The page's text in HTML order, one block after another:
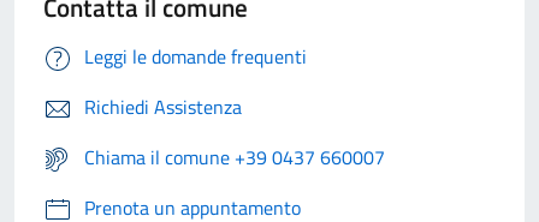
Leggi le domande frequenti
Richiedi Assistenza
Chiama il comune +39 0437 660007
Prenota un appuntamento